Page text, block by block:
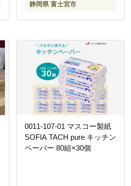
静岡県 富士宮市
0011-107-01 マスコー製紙
SOFIA TACH pure キッチン
ペーパー 80組×30個